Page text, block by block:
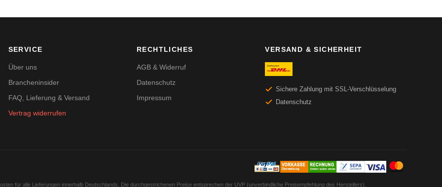
SERVICE
Über uns
Brancheninsider
FAQ, Lieferung & Versand
Vertrag widerrufen
RECHTLICHES
AGB & Widerruf
Datenschutz
Impressum
VERSAND & SICHERHEIT
Sichere Zahlung mit SSL-Verschlüsselung
Datenschutz
für alle Lieferungen innerhalb Deutschlands. Die durchgestrichenen Preise entsprechen der UVP (unverbindliche Preisempfehlung des Herstellers).